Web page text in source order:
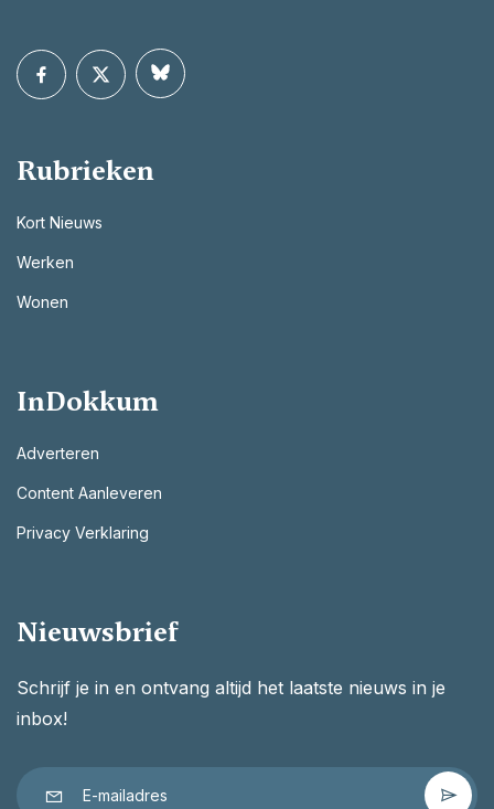
Rubrieken
Kort Nieuws
Werken
Wonen
InDokkum
Adverteren
Content Aanleveren
Privacy Verklaring
Nieuwsbrief
Schrijf je in en ontvang altijd het laatste nieuws in je
inbox!